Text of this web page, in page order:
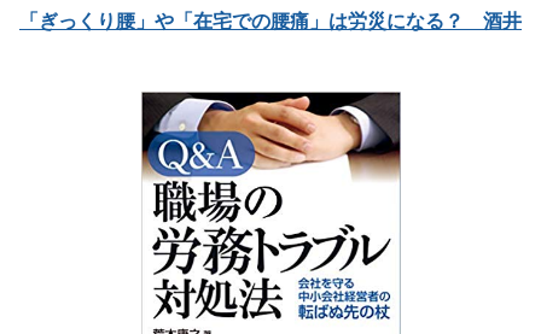
「ぎっくり腰」や「在宅での腰痛」は労災になる？ 酒井